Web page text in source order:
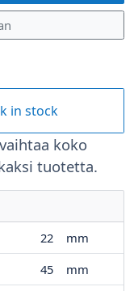
koko
tuotetta.
22
mm
45
mm
in stock